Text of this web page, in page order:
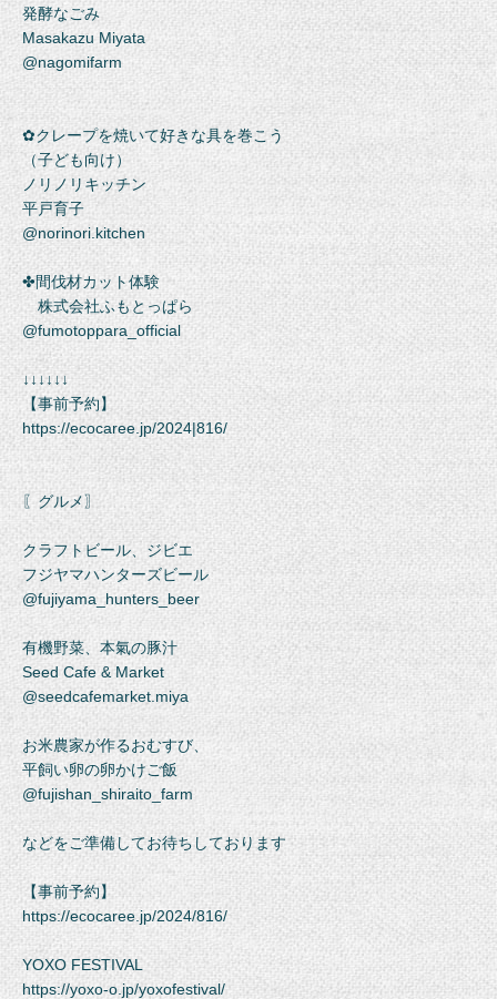
発酵なごみ
Masakazu Miyata
@nagomifarm
✿クレープを焼いて好きな具を巻こう
（子ども向け）
ノリノリキッチン
平戸育子
@norinori.kitchen
✤間伐材カット体験
株式会社ふもとっぱら
@fumotoppara_official
↓↓↓↓↓↓
【事前予約】
https://ecocaree.jp/2024|816/
〖グルメ〗
クラフトビール、ジビエ
フジヤマハンターズビール
@fujiyama_hunters_beer
有機野菜、本氣の豚汁
Seed Cafe & Market
@seedcafemarket.miya
お米農家が作るおむすび、
平飼い卵の卵かけご飯
@fujishan_shiraito_farm
などをご準備してお待ちしております
【事前予約】
https://ecocaree.jp/2024/816/
YOXO FESTIVAL
https://yoxo-o.jp/yoxofestival/